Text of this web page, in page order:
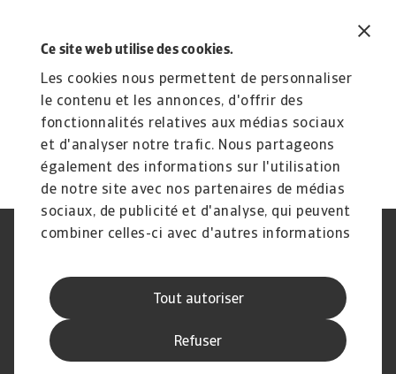
Ce site web utilise des cookies.
Les cookies nous permettent de personnaliser
le contenu et les annonces, d'offrir des
fonctionnalités relatives aux médias sociaux
et d'analyser notre trafic. Nous partageons
également des informations sur l'utilisation
de notre site avec nos partenaires de médias
sociaux, de publicité et d'analyse, qui peuvent
combiner celles-ci avec d'autres informations
collectées lors de votre utilisation de leurs
services.
Tout autoriser
Refuser
Téléphoner au01.41.05.84.84.
Envoyer un email à
l’adresseAtradiusFRInfo@atradius.com.
Sécurité
Information aux fournisseurs
Notre charte Qualité de Service
Disclaimer